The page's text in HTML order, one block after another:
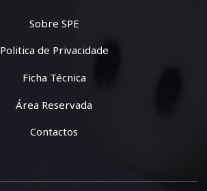
Sobre SPE
Politica de Privacidade
Ficha Técnica
Área Reservada
Contactos